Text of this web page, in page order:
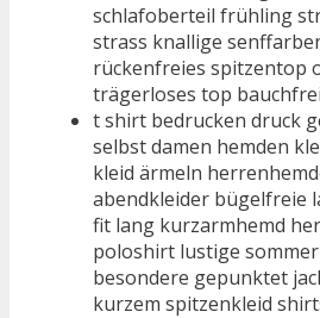
schlafoberteil frühling
strass knallige
rückenfreies spitzentop
trägerloses top
t shirt bedrucken druck
selbst damen hemden
kleid ärmeln
abendkleider bügelfreie
fit lang kurzarmhemd
poloshirt lustige
besondere gepunktet
kurzem spitzenkleid